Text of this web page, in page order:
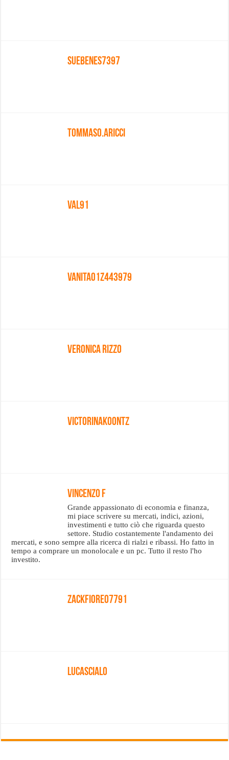
Suebenes7397
Tommaso.aricci
Val91
Vanita01z443979
Veronica Rizzo
Victorinakoontz
Vincenzo F
Grande appassionato di economia e finanza,
mi piace scrivere su mercati, indici, azioni,
investimenti e tutto ciò che riguarda questo
settore. Studio costantemente l'andamento dei
mercati, e sono sempre alla ricerca di rialzi e ribassi. Ho fatto in
tempo a comprare un monolocale e un pc. Tutto il resto l'ho
investito.
Zackfiore07791
LucaScialo